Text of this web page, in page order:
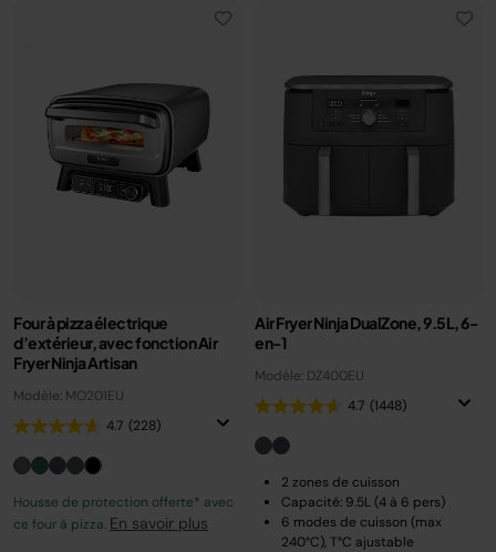
Four à pizza électrique
d’extérieur, avec fonction Air
Fryer Ninja Artisan
Modèle: MO201EU
4.7 (228)
Housse de protection offerte* avec
ce four à pizza. En savoir plus
Air Fryer Ninja DualZone, 9.5L, 6-
en-1
Modèle: DZ400EU
4.7 (1448)
2 zones de cuisson
Capacité: 9.5L (4 à 6 pers)
6 modes de cuisson (max
240°C), T°C ajustable